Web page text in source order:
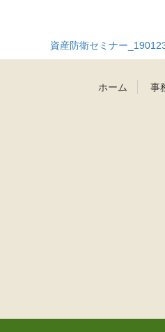
資産防衛セミナー
ホーム 事